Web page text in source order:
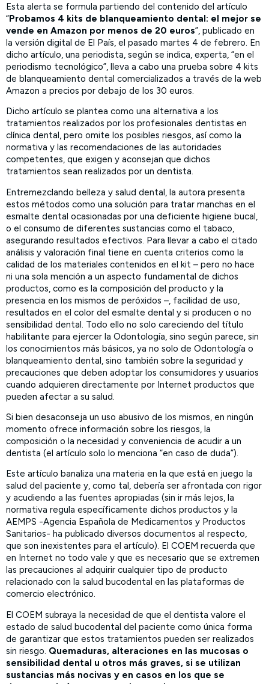
Esta alerta se formula partiendo del contenido del artículo
“Probamos 4 kits de blanqueamiento dental: el mejor se
vende en Amazon por menos de 20 euros”, publicado en
la versión digital de El País, el pasado martes 4 de febrero. En
dicho artículo, una periodista, según se indica, experta, “en el
periodismo tecnológico”, lleva a cabo una prueba sobre 4 kits
de blanqueamiento dental comercializados a través de la web
Amazon a precios por debajo de los 30 euros.
Dicho artículo se plantea como una alternativa a los
tratamientos realizados por los profesionales dentistas en
clínica dental, pero omite los posibles riesgos, así como la
normativa y las recomendaciones de las autoridades
competentes, que exigen y aconsejan que dichos
tratamientos sean realizados por un dentista.
Entremezclando belleza y salud dental, la autora presenta
estos métodos como una solución para tratar manchas en el
esmalte dental ocasionadas por una deficiente higiene bucal,
o el consumo de diferentes sustancias como el tabaco,
asegurando resultados efectivos. Para llevar a cabo el citado
análisis y valoración final tiene en cuenta criterios como la
calidad de los materiales contenidos en el kit – pero no hace
ni una sola mención a un aspecto fundamental de dichos
productos, como es la composición del producto y la
presencia en los mismos de peróxidos –, facilidad de uso,
resultados en el color del esmalte dental y si producen o no
sensibilidad dental. Todo ello no solo careciendo del título
habilitante para ejercer la Odontología, sino según parece, sin
los conocimientos más básicos, ya no solo de Odontología o
blanqueamiento dental, sino también sobre la seguridad y
precauciones que deben adoptar los consumidores y usuarios
cuando adquieren directamente por Internet productos que
pueden afectar a su salud.
Si bien desaconseja un uso abusivo de los mismos, en ningún
momento ofrece información sobre los riesgos, la
composición o la necesidad y conveniencia de acudir a un
dentista (el artículo solo lo menciona “en caso de duda”).
Este artículo banaliza una materia en la que está en juego la
salud del paciente y, como tal, debería ser afrontada con rigor
y acudiendo a las fuentes apropiadas (sin ir más lejos, la
normativa regula específicamente dichos productos y la
AEMPS -Agencia Española de Medicamentos y Productos
Sanitarios- ha publicado diversos documentos al respecto,
que son inexistentes para el artículo). El COEM recuerda que
en Internet no todo vale y que es necesario que se extremen
las precauciones al adquirir cualquier tipo de producto
relacionado con la salud bucodental en las plataformas de
comercio electrónico.
El COEM subraya la necesidad de que el dentista valore el
estado de salud bucodental del paciente como única forma
de garantizar que estos tratamientos pueden ser realizados
sin riesgo. Quemaduras, alteraciones en las mucosas o
sensibilidad dental u otros más graves, si se utilizan
sustancias más nocivas y en casos en los que se